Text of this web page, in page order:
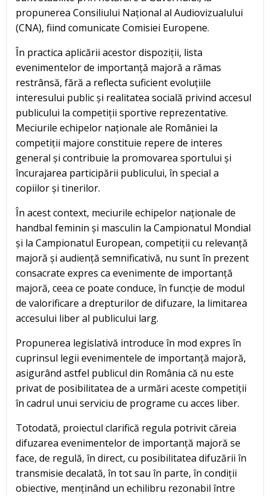
propunerea Consiliului Național al Audiovizualului
(CNA), fiind comunicate Comisiei Europene.
În practica aplicării acestor dispoziții, lista
evenimentelor de importanță majoră a rămas
restrânsă, fără a reflecta suficient evoluțiile
interesului public și realitatea socială privind accesul
publicului la competiții sportive reprezentative.
Meciurile echipelor naționale ale României la
competiții majore constituie repere de interes
general și contribuie la promovarea sportului și
încurajarea participării publicului, în special a
copiilor și tinerilor.
În acest context, meciurile echipelor naționale de
handbal feminin și masculin la Campionatul Mondial
și la Campionatul European, competiții cu relevanță
majoră și audiență semnificativă, nu sunt în prezent
consacrate expres ca evenimente de importanță
majoră, ceea ce poate conduce, în funcție de modul
de valorificare a drepturilor de difuzare, la limitarea
accesului liber al publicului larg.
Propunerea legislativă introduce în mod expres în
cuprinsul legii evenimentele de importanță majoră,
asigurând astfel publicul din România că nu este
privat de posibilitatea de a urmări aceste competiții
în cadrul unui serviciu de programe cu acces liber.
Totodată, proiectul clarifică regula potrivit căreia
difuzarea evenimentelor de importanță majoră se
face, de regulă, în direct, cu posibilitatea difuzării în
transmisie decalată, în tot sau în parte, în condiții
obiective, menținând un echilibru rezonabil între